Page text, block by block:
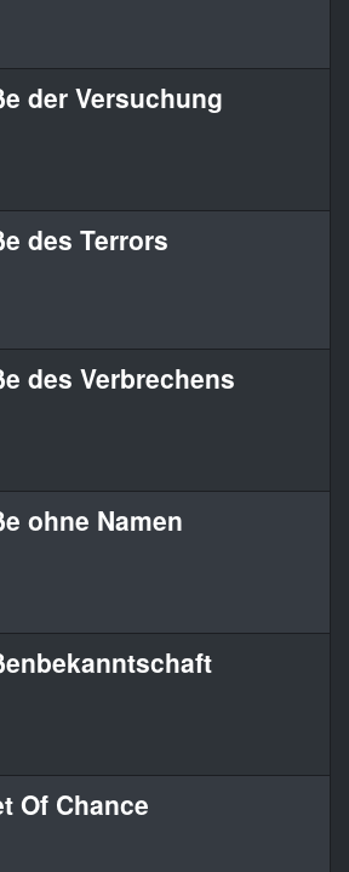
der Versuchung
des Terrors
des Verbrechens
ohne Namen
Of Chance